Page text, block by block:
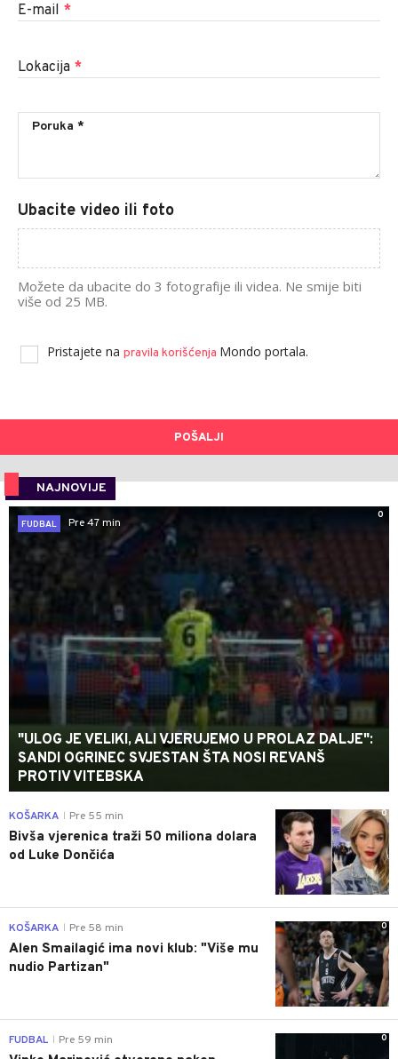
E-mail *
Lokacija *
Ubacite video ili foto
Možete da ubacite do 3 fotografije ili videa. Ne smije biti
više od 25 MB.
Pristajete na pravila korišćenja Mondo portala.
POŠALJI
NAJNOVIJE
0
FUDBAL
Pre 47 min
"ULOG JE VELIKI, ALI VJERUJEMO U PROLAZ DALJE":
SANDI OGRINEC SVJESTAN ŠTA NOSI REVANŠ
PROTIV VITEBSKA
0
KOŠARKA Pre 55 min
Bivša vjerenica traži 50 miliona dolara
od Luke Dončića
0
KOŠARKA Pre 58 min
Alen Smailagić ima novi klub: "Više mu
nudio Partizan"
0
FUDBAL Pre 59 min